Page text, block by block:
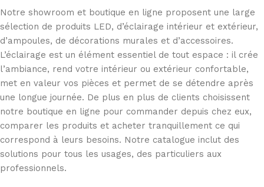
Notre showroom et boutique en ligne proposent une large
sélection de produits LED, d’éclairage intérieur et extérieur,
d’ampoules, de décorations murales et d’accessoires.
L’éclairage est un élément essentiel de tout espace : il crée
l’ambiance, rend votre intérieur ou extérieur confortable,
met en valeur vos pièces et permet de se détendre après
une longue journée. De plus en plus de clients choisissent
notre boutique en ligne pour commander depuis chez eux,
comparer les produits et acheter tranquillement ce qui
correspond à leurs besoins. Notre catalogue inclut des
solutions pour tous les usages, des particuliers aux
professionnels.